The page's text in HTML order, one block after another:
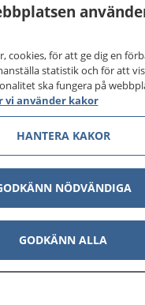
telefonnummer 1177
dygnet runt.
du vill må bättre.
cookies, för att ge dig en
statistik och för att
ska fungera på
vi använder kakor
HANTERA KAKOR
NÖDVÄNDIGA
GODKÄNN ALLA